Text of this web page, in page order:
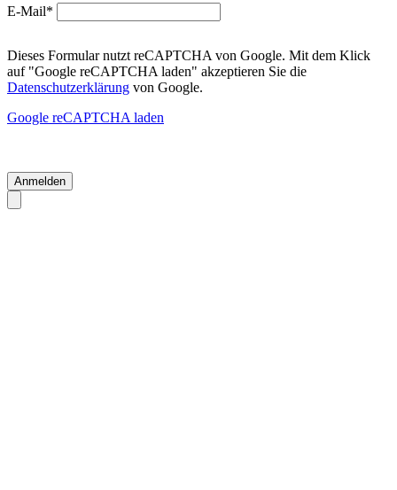
E-Mail*
Dieses Formular nutzt reCAPTCHA von Google. Mit dem Klick
auf "Google reCAPTCHA laden" akzeptieren Sie die
Datenschutzerklärung von Google.
Google reCAPTCHA laden
Anmelden